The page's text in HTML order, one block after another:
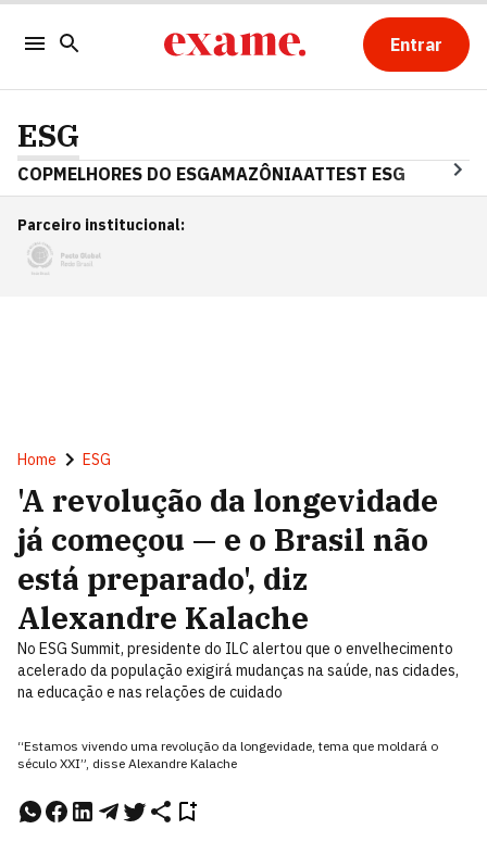
Entrar
ESG
COPMELHORES DO ESGAMAZÔNIAATTEST ESG
Parceiro institucional:
Home ESG
'A revolução da longevidade
já começou — e o Brasil não
está preparado', diz
Alexandre Kalache
No ESG Summit, presidente do ILC alertou que o envelhecimento
acelerado da população exigirá mudanças na saúde, nas cidades,
na educação e nas relações de cuidado
“Estamos vivendo uma revolução da longevidade, tema que moldará o
século XXI”, disse Alexandre Kalache